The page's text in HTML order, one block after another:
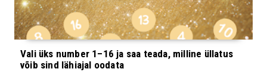
Vali üks number 1–16 ja saa teada, milline üllatus
võib sind lähiajal oodata